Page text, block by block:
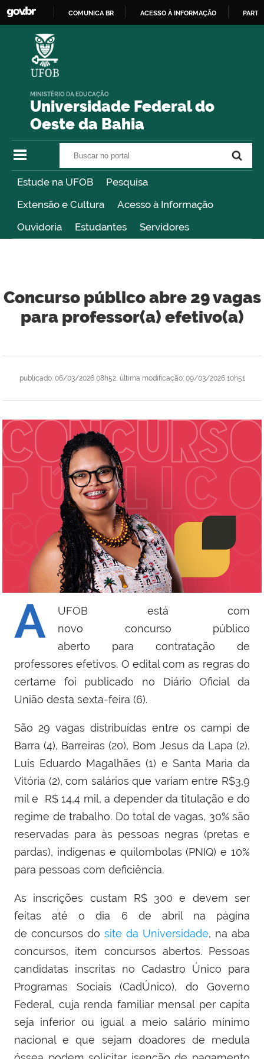
COMUNICA BR ACESSO À INFORMAÇÃO
Universidade Federal do
Oeste da Bahia
MINISTÉRIO DA EDUCAÇÃO
Estude na UFOB
Pesquisa
Extensão e Cultura
Acesso à Informação
Ouvidoria
Estudantes Servidores
Concurso público abre 29 vagas
para professor(a) efetivo(a)
publicado: 06/03/2026 08h52, última modificação: 09/03/2026 10h51
A
UFOB está com
novo concurso público
aberto para contratação de
professores efetivos. O edital com as regras do
certame foi publicado no Diário Oficial da
União desta sexta-feira (6).
São 29 vagas distribuídas entre os campi de
Barra (4), Barreiras (20), Bom Jesus da Lapa (2),
Luís Eduardo Magalhães (1) e Santa Maria da
Vitória (2), com salários que variam entre R$3,9
mil e
R$ 14,4 mil, a depender da titulação e do
regime de trabalho. Do total de vagas, 30% são
reservadas para às pessoas negras (pretas e
pardas), indígenas e quilombolas (PNIQ) e 10%
para pessoas com deficiência.
As inscrições custam R$ 300 e devem ser
feitas até o dia 6 de abril na página
de concursos do site da Universidade, na aba
concursos, item concursos abertos. Pessoas
candidatas inscritas no Cadastro Único para
Programas Sociais (CadÚnico), do Governo
Federal, cuja renda familiar mensal per capita
seja inferior ou igual a meio salário mínimo
nacional e que sejam doadores de medula